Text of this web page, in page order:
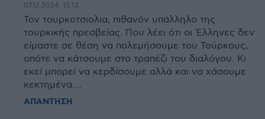
07.12.2024, 15:13
Τον τουρκοτσιολια, πιθανόν υπάλληλο της
τουρκικής πρεσβείας. Που λέει ότι οι Έλληνες δεν
είμαστε σε θέση να πολεμήσουμε του Τούρκους,
οπότε να κάτσουμε στο τραπέζι του διαλόγου. Κι
εκεί μπορεί να κερδίσουμε αλλά και να χάσουμε
κεκτημένα....
ΑΠΑΝΤΗΣΗ